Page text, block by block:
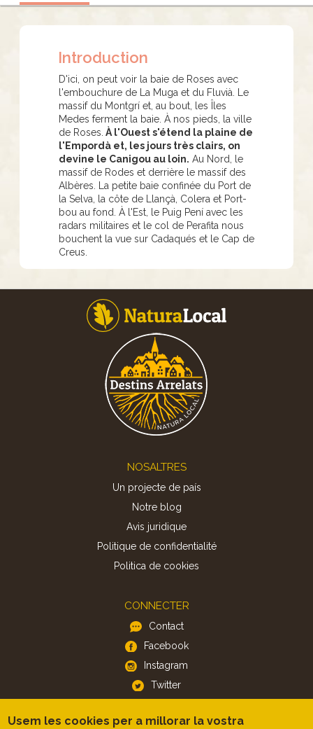
Introduction
D'ici, on peut voir la baie de Roses avec
l'embouchure de La Muga et du Fluvià. Le
massif du Montgrí et, au bout, les Îles
Medes ferment la baie. À nos pieds, la ville
de Roses. À l'Ouest s'étend la plaine de
l'Empordà et, les jours très clairs, on
devine le Canigou au loin. Au Nord, le
massif de Rodes et derrière le massif des
Albères. La petite baie confinée du Port de
la Selva, la côte de Llançà, Colera et Port-
bou au fond. À l'Est, le Puig Pení avec les
radars militaires et le col de Perafita nous
bouchent la vue sur Cadaqués et le Cap de
Creus.
NOSALTRES
Un projecte de país
Notre blog
Avis juridique
Politique de confidentialité
Politica de cookies
CONNECTER
Contact
Facebook
Instagram
Twitter
APP
Usem les cookies per a millorar la vostra